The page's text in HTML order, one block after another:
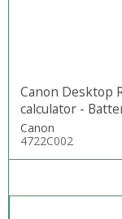
Canon Desktop
calculator -
Canon
4722C002